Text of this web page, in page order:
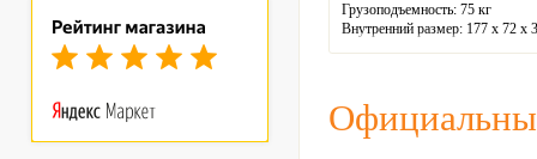
Грузоподъемность: 75 кг
Внутренний размер: 177 х 72 х